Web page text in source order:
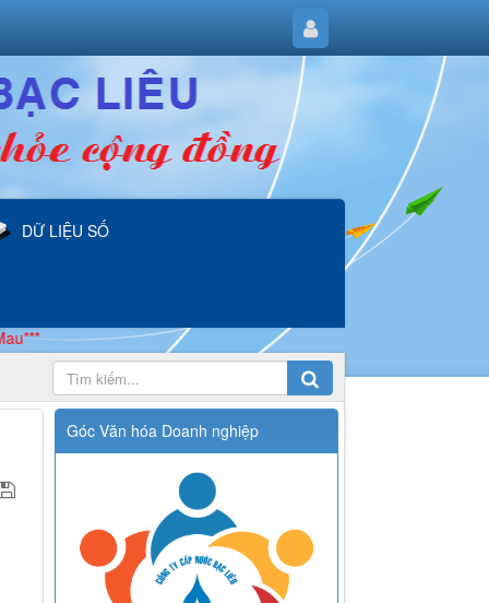
DỮ LIỆU SỐ
Góc Văn hóa Doanh nghiệp